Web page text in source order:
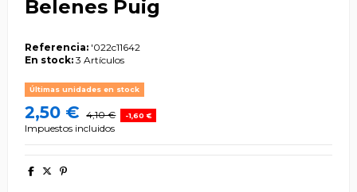
Belenes Puig
Referencia: '022c11642
En stock: 3 Artículos
Últimas unidades en stock
2,50 € 4,10 € -1,60 €
Impuestos incluidos